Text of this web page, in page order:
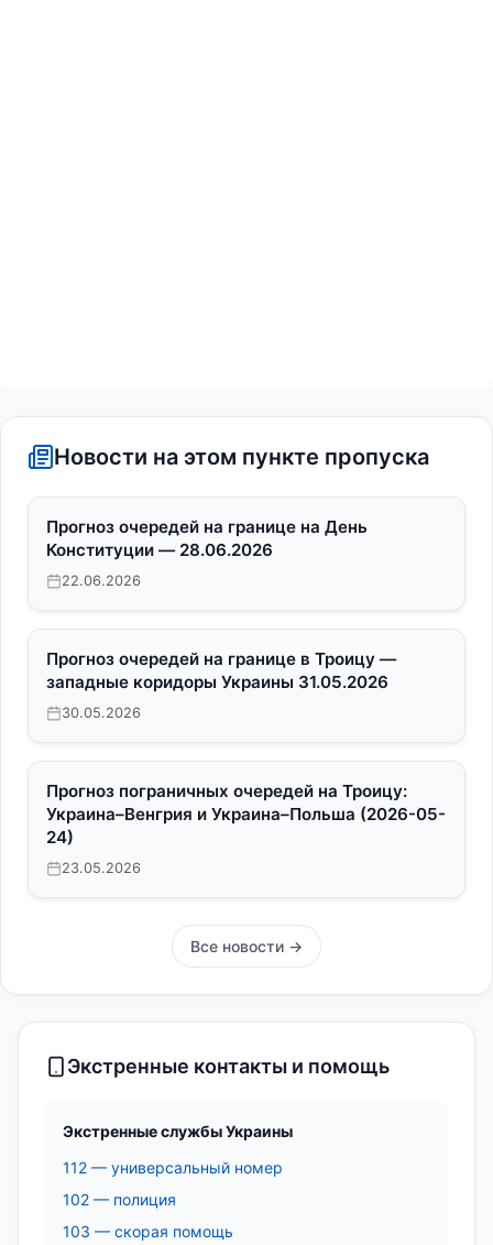
Новости на этом пункте пропуска
Прогноз очередей на границе на День
Конституции — 28.06.2026
22.06.2026
Прогноз очередей на границе в Троицу —
западные коридоры Украины 31.05.2026
30.05.2026
Прогноз пограничных очередей на Троицу:
Украина–Венгрия и Украина–Польша (2026-05-
24)
23.05.2026
Все новости →
Экстренные контакты и помощь
Экстренные службы Украины
112 — универсальный номер
102 — полиция
103 — скорая помощь